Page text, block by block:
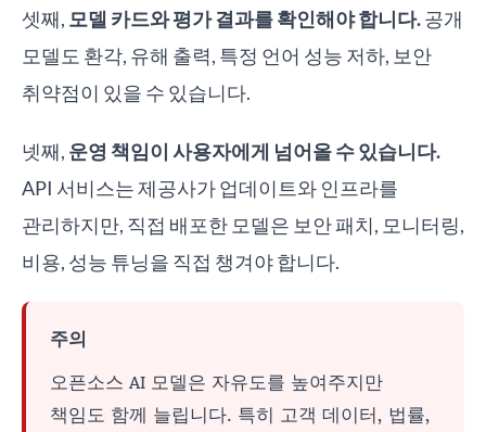
셋째, 모델 카드와 평가 결과를 확인해야 합니다.공개
모델도 환각, 유해 출력, 특정 언어 성능 저하, 보안
취약점이 있을 수 있습니다.
넷째, 운영 책임이 사용자에게 넘어올 수 있습니다.
API 서비스는 제공사가 업데이트와 인프라를
관리하지만, 직접 배포한 모델은 보안 패치, 모니터링,
비용, 성능 튜닝을 직접 챙겨야 합니다.
주의
오픈소스 AI 모델은 자유도를 높여주지만
책임도 함께 늘립니다. 특히 고객 데이터, 법률,